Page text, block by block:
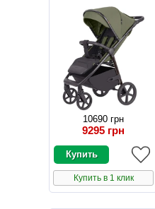
10690 грн
9295 грн
Купить в 1 клик